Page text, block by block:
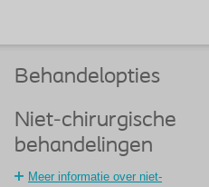
Behandelopties
Niet-chirurgische
behandelingen
Meer informatie over niet-